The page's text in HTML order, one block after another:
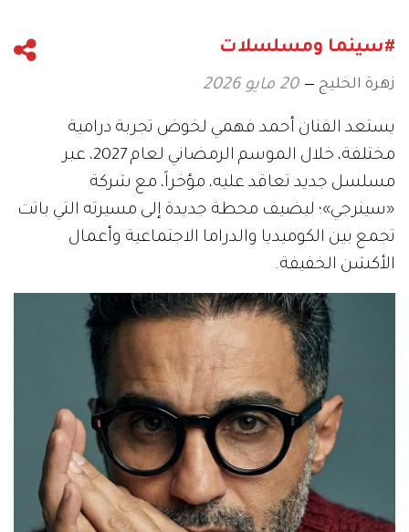
#سينما ومسلسلات
زهرة الخليج 20 مايو 2026
يستعد الفنان أحمد فهمي لخوض تجربة درامية
مختلفة، خلال الموسم الرمضاني لعام 2027، عبر
مسلسل جديد تعاقد عليه، مؤخراً، مع شركة
«سينرجي»؛ ليضيف محطة جديدة إلى مسيرته التي باتت
تجمع بين الكوميديا والدراما الاجتماعية وأعمال
الأكشن الخفيفة.